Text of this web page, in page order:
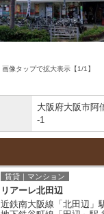
画像タップで拡大表示【1/1】
大阪府大阪市阿
-1
賃貸｜マンション
リアーレ北田辺
近鉄南大阪線「北田辺」